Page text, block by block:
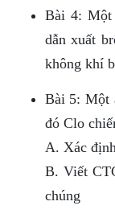
Bài 4: Một
dẫn xuất
không khí
Bài 5: Một
đó Clo
A. Xác
B. Viết
chúng